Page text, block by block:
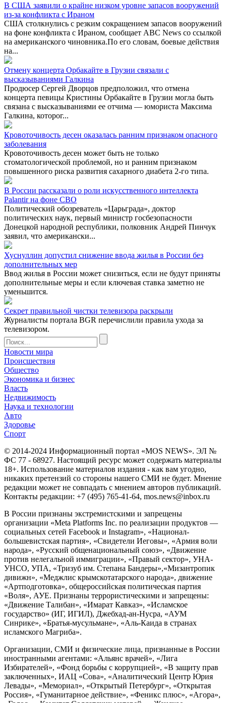
В США заявили о крайне низком уровне запасов вооружений
из-за конфликта с Ираном
США столкнулись с резким сокращением запасов вооружений
на фоне конфликта с Ираном, сообщает ABC News со ссылкой
на американского чиновника.По его словам, боевые действия
на...
Отмену концерта Орбакайте в Грузии связали с
высказываниями Галкина
Продюсер Сергей Дворцов предположил, что отмена
концерта певицы Кристины Орбакайте в Грузии могла быть
связана с высказываниями ее отчима — юмориста Максима
Галкина, которог...
Кровоточивость десен оказалась ранним признаком опасного
заболевания
Кровоточивость десен может быть не только
стоматологической проблемой, но и ранним признаком
повышенного риска развития сахарного диабета 2-го типа.
В России рассказали о роли искусственного интеллекта
Palantir на фоне СВО
Политический обозреватель «Царьграда», доктор
политических наук, первый министр госбезопасности
Донецкой народной республики, полковник Андрей Пинчук
заявил, что американски...
Хуснуллин допустил снижение ввода жилья в России без
дополнительных мер
Ввод жилья в России может снизиться, если не будут приняты
дополнительные меры и если ключевая ставка заметно не
уменьшится.
Секрет правильной чистки телевизора раскрыли
Журналисты портала BGR перечислили правила ухода за
телевизором.
Новости мира
Происшествия
Общество
Экономика и бизнес
Власть
Недвижимость
Наука и технологии
Авто
Здоровье
Спорт
© 2014-2024 Информационный портал «MOS NEWS». ЭЛ №
ФС 77 - 68927. Настоящий ресурс может содержать материалы
18+. Использование материалов издания - как вам угодно,
никаких претензий со стороны нашего СМИ не будет. Мнение
редакции может не совпадать с мнением авторов публикаций.
Контакты редакции: +7 (495) 765-41-64, mos.news@inbox.ru
В России признаны экстремистскими и запрещены
организации «Meta Platforms Inc. по реализации продуктов —
социальных сетей Facebook и Instagram», «Национал-
большевистская партия», «Свидетели Иеговы», «Армия воли
народа», «Русский общенациональный союз», «Движение
против нелегальной иммиграции», «Правый сектор», УНА-
УНСО, УПА, «Тризуб им. Степана Бандеры»,«Мизантропик
дивижн», «Меджлис крымскотатарского народа», движение
«Артподготовка», общероссийская политическая партия
«Воля», АУЕ. Признаны террористическими и запрещены:
«Движение Талибан», «Имарат Кавказ», «Исламское
государство» (ИГ, ИГИЛ), Джебхад-ан-Нусра, «АУМ
Синрике», «Братья-мусульмане», «Аль-Каида в странах
исламского Магриба».
Организации, СМИ и физические лица, признанные в России
иностранными агентами: «Альянс врачей», «Лига
Избирателей», «Фонд борьбы с коррупцией», «В защиту прав
заключенных», ИАЦ «Сова», «Аналитический Центр Юрия
Левады», «Мемориал», «Открытый Петербург», «Открытая
Россия», «Гуманитарное действие», «Феникс плюс», «Агора»,